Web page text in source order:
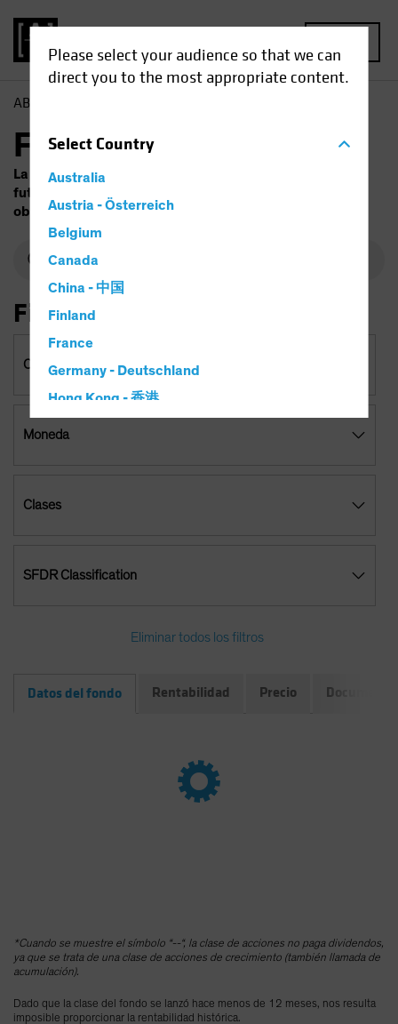
Please select your audience so that we can
direct you to the most appropriate content.
SelectCountry
Australia
Austria - Österreich
Belgium
Canada
China - 中国
Finland
France
Germany - Deutschland
Hong Kong - 香港
Hungary
Japan - 日本
Poland
South Korea - 대한민국
United States (US Citizens)
US (Non-US Citizens/NRC)
AB
Fondos
La rentabilidad histórica no garantiza los resultados
futuros. El valor de las inversiones y los ingresos
obtenidos de ellas variarán. Su capital está en riesgo.
Filtrar por
Clases y regiones
Moneda
Clases
SFDR Classification
Eliminar todos los filtros
Datos del fondo Rentabilidad Precio
*Cuando se muestre el símbolo “--“, la clase de acciones no paga dividendos,
ya que se trata de una clase de acciones de crecimiento (también llamada de
acumulación).
Dado que la clase del fondo se lanzó hace menos de 12 meses, nos resulta
imposible proporcionar la rentabilidad histórica.